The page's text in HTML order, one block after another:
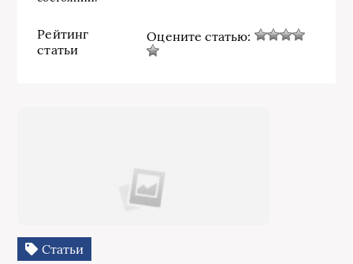
Рейтинг
статьи
Оцените статью:
Статьи